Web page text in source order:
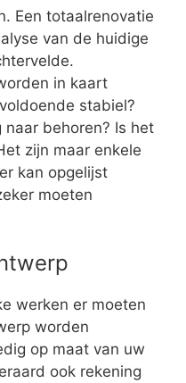
Een totaalrenovatie
van de huidige
in kaart
stabiel?
behoren? Is het
zijn maar enkele
kan opgelijst
moeten
werken er moeten
worden
op maat van uw
ook rekening